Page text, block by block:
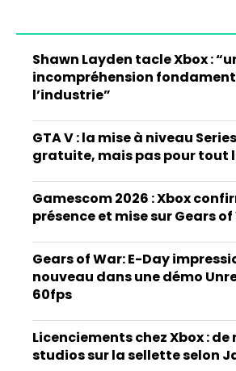
Shawn Layden tacle Xbox :
incompréhension
l’industrie”
GTA V : la mise à niveau
gratuite, mais pas pour tout
Gamescom 2026 : Xbox
présence et mise sur Gears
Gears of War: E-Day
nouveau dans une démo
60fps
Licenciements chez Xbox :
studios sur la sellette selon